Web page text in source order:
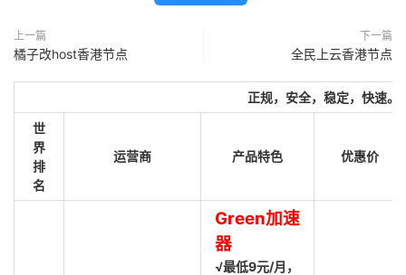
上一篇
橘子改host香港节点
下一篇
全民上云香港节点
正规，安全，稳定，快速。
世
界
排
名
运营商 产品特色 优惠价
Green加速
器
√最低9元/月，